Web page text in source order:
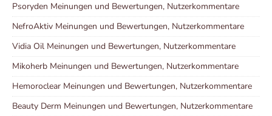
Psoryden Meinungen und Bewertungen, Nutzerkommentare
NefroAktiv Meinungen und Bewertungen, Nutzerkommentare
Vidia Oil Meinungen und Bewertungen, Nutzerkommentare
Mikoherb Meinungen und Bewertungen, Nutzerkommentare
Hemoroclear Meinungen und Bewertungen, Nutzerkommentare
Beauty Derm Meinungen und Bewertungen, Nutzerkommentare